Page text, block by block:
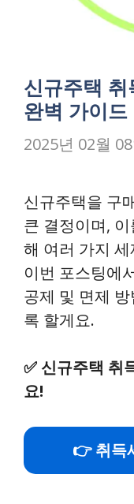
신규주택
완벽 가이드
2025년 02월
신규주택을 구
큰 결정이며,
해 여러 가지
이번 포스팅에
공제 및 면제
록 할게요.
✅ 신규주택 취
요!
👉 취득